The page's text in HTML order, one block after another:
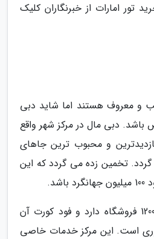
تور امارات از خبرنگاران کلیک
و معروف هستند اما شاید دبی
دبی مال در مرکز شهر واقع
و محبوب ترین جاهای
تخمین زده می گردد که این
این مرکز خرید بیش از 1200 فروشگاه دارد و فود کورت آن
از 200 غذاخوری است. این مرکز خدمات خاصی